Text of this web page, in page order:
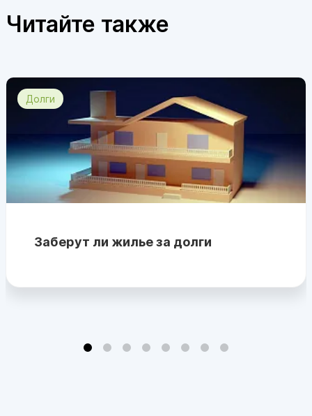
Читайте также
Долги
Заберут ли жилье за долги